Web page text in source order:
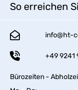
So erreichen
info@ht-
+49 9241
Bürozeiten -